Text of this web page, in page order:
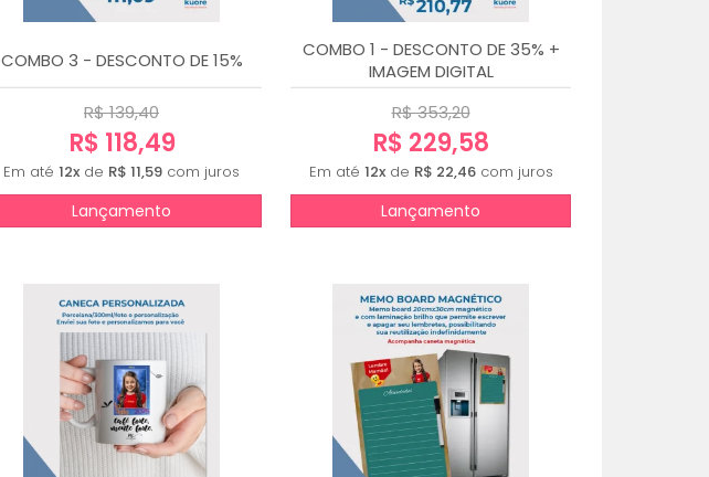
COMBO 3 - DESCONTO DE 15%
R$ 139,40
R$ 118,49
Em até 12x de R$ 11,59 com juros
Lançamento
COMBO 1 - DESCONTO DE 35% +
IMAGEM DIGITAL
R$ 353,20
R$ 229,58
Em até 12xde R$ 22,46com juros
Lançamento